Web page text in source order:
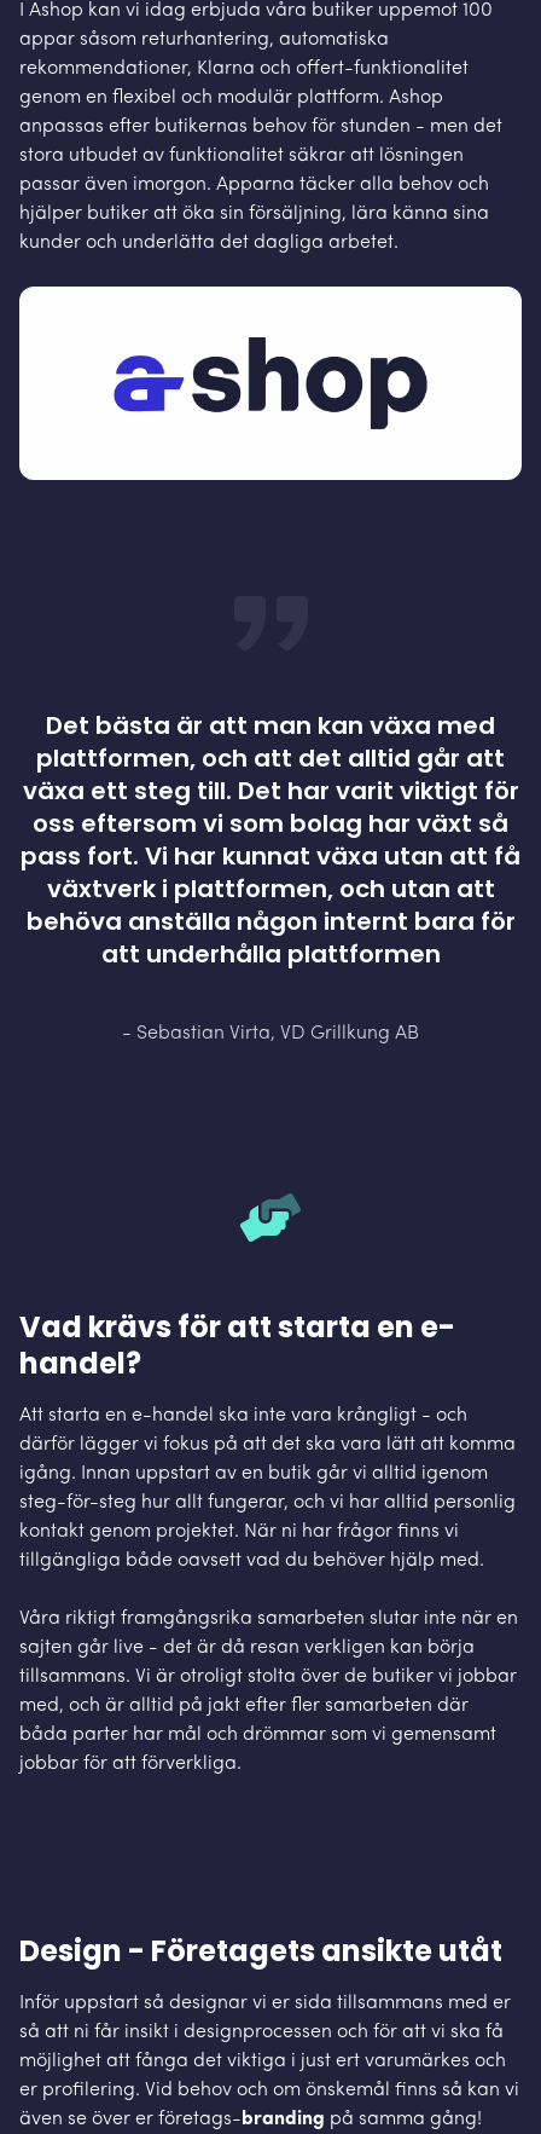
I Ashop kan vi idag erbjuda våra butiker uppemot 100
appar såsom returhantering, automatiska
rekommendationer, Klarna och offert-funktionalitet
genom en flexibel och modulär plattform. Ashop
anpassas efter butikernas behov för stunden - men det
stora utbudet av funktionalitet säkrar att lösningen
passar även imorgon. Apparna täcker alla behov och
hjälper butiker att öka sin försäljning, lära känna sina
kunder och underlätta det dagliga arbetet.
Det bästa är att man kan växa med
plattformen, och att det alltid går att
växa ett steg till. Det har varit viktigt för
oss eftersom vi som bolag har växt så
pass fort. Vi har kunnat växa utan att få
växtverk i plattformen, och utan att
behöva anställa någon internt bara för
att underhålla plattformen
- Sebastian Virta, VD Grillkung AB
Vad krävs för att starta en e-
handel?
Att starta en e-handel ska inte vara krångligt - och
därför lägger vi fokus på att det ska vara lätt att komma
igång. Innan uppstart av en butik går vi alltid igenom
steg-för-steg hur allt fungerar, och vi har alltid personlig
kontakt genom projektet. När ni har frågor finns vi
tillgängliga både oavsett vad du behöver hjälp med.
Våra riktigt framgångsrika samarbeten slutar inte när en
sajten går live - det är då resan verkligen kan börja
tillsammans. Vi är otroligt stolta över de butiker vi jobbar
med, och är alltid på jakt efter fler samarbeten där
båda parter har mål och drömmar som vi gemensamt
jobbar för att förverkliga.
Design - Företagets ansikte utåt
Inför uppstart så designar vi er sida tillsammans med er
så att ni får insikt i designprocessen och för att vi ska få
möjlighet att fånga det viktiga i just ert varumärkes och
er profilering. Vid behov och om önskemål finns så kan vi
även se över er företags-branding på samma gång!